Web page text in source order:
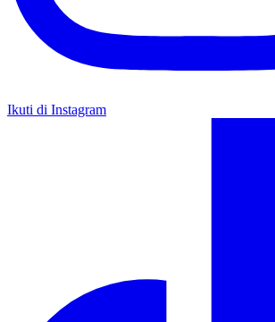
Ikuti di Instagram